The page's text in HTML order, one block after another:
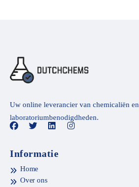
Uw online leverancier van chemicaliën en
laboratoriumbenodigdheden.
Informatie
Home
Over ons